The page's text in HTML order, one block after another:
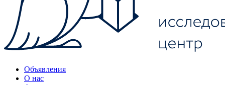
Объявления
О нас